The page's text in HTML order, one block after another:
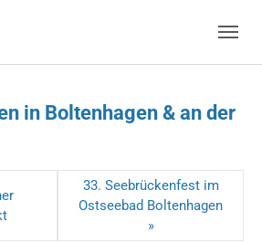
in Boltenhagen & an der
33. Seebrückenfest im
Ostseebad Boltenhagen
»